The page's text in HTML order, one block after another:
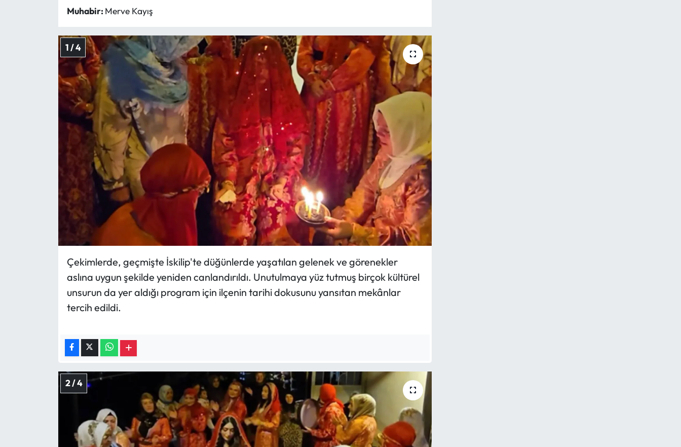
Muhabir: Merve Kayış
1 / 4
Çekimlerde, geçmişte İskilip'te düğünlerde yaşatılan gelenek ve görenekler
aslına uygun şekilde yeniden canlandırıldı. Unutulmaya yüz tutmuş birçok kültürel
unsurun da yer aldığı program için ilçenin tarihi dokusunu yansıtan mekânlar
tercih edildi.
2 / 4
Oğuzlar Haberleri
Ortaköy Haberleri
Osmancık Haberleri
Resmi İlan
Resmi Reklam
Sungurlu Haberleri
Yayla Haber
Yerel Haberler